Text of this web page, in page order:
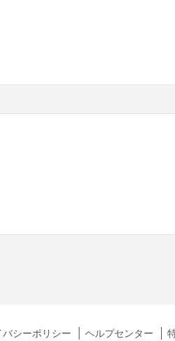
バシーポリシー ヘルプセンター